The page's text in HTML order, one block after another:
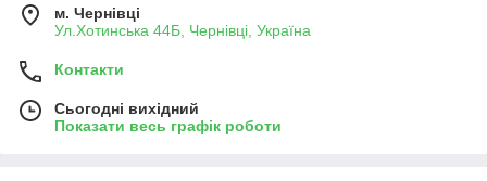
Тільки потрібні та корисні, наприклад:
липкі стрічки від мух – маст-хев улітку;
кухонні запальнички на батарейках;
кухонні ваги та електрокип'ятильники;
портативні електричні плити з одинарною чи
м. Чернівці
Ул.Хотинська 44Б, Чернівці, Україна
Контакти
Сьогодні вихідний
Показати весь графік роботи